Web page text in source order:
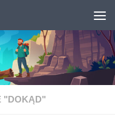
"DOKĄD"